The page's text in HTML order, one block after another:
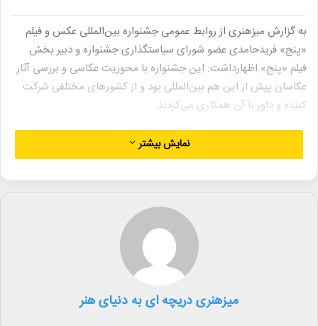
به گزارش میزهنری از روابط عمومی جشنواره بین‌المللی عکس و فیلم
«پنج» فریدحامدی عضو شورای سیاستگذاری جشنواره و دبیر بخش
فیلم «پنج» اظهارداشت: این جشنواره با محوریت عکاسی و بررسی آثار
عکاسان پیش از این هم بین‌المللی بود و از کشورهای مختلفی شرکت
کننده و داور با آن همکاری می‌کردند.
وی گفت: اکنون بخش فیلم هم به این جشنواره اضافه شده است. در
بیشتر کشورها جشنواره‌ها و رقابت‌های فرهنگی بزرگ و کوچکی برگزار
می‌شود که هنرمندان سراسر جهان برای رقابت به آنها رجوع می‌کنند.
وقتی می‌گوییم جشنواره‌ای بین‌المللی است باید دارای استاندارهای
حامدی افزود: به عنوان مثال رقابت‌های سینمای کن، ونیز یا برلین
پذیرای هزاران اثر از سرتاسر دنیاست و تعدادی را از بین آنها انتخاب
می‌دهد. ما نمی‌توانیم از چهار یا پنج کشور کوچک آثاری را دریافت کنیم
نمایش بیشتر
میزهنری دریچه ای به دنیای هنر